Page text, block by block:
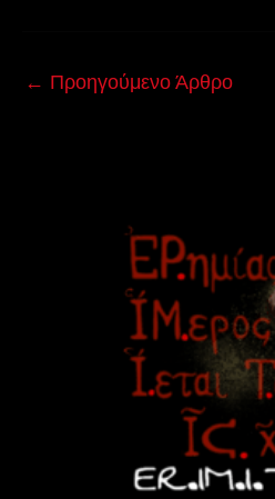
← Προηγούμενο Άρθρο